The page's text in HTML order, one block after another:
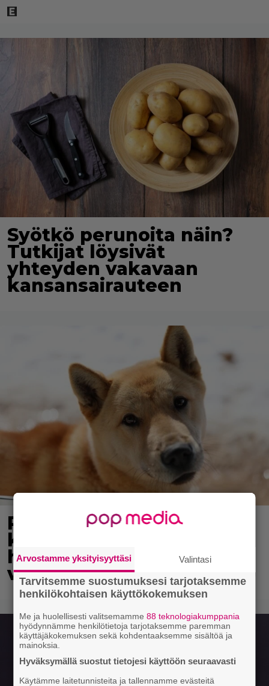
Syötkö perunoita näin?
Tutkijat löysivät
yhteyden vakavaan
kansansairauteen
Pohjois-Korea neuvoo
kansalaisiaan selviämään
helteistä syömällä
viilentävää koiraa
Arvostamme yksityisyyttäsi Valintasi
Tarvitsemme suostumuksesi tarjotaksemme
henkilökohtaisen käyttökokemuksen
Me ja huolellisesti valitsemamme88 teknologiakumppania
hyödynnämme henkilötietoja tarjotaksemme paremman
käyttäjäkokemuksen sekä kohdentaaksemme sisältöä ja
mainoksia.
Hyväksymällä suostut tietojesi käyttöön seuraavasti
Käytämme laitetunnisteita ja tallennamme evästeitä